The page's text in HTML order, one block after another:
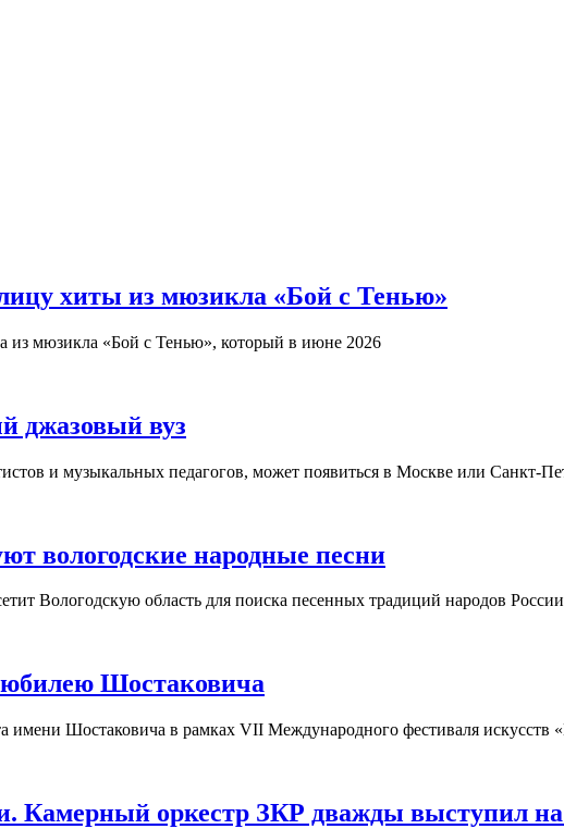
хиты из мюзикла «Бой с Тенью»
из мюзикла «Бой с Тенью», который в июне 2026
джазовый вуз
и музыкальных педагогов, может появиться в Москве или Санкт-
вологодские народные песни
Вологодскую область для поиска песенных традиций народов
Шостаковича
имени Шостаковича в рамках VII Международного фестиваля искусств
Камерный оркестр ЗКР дважды выступил